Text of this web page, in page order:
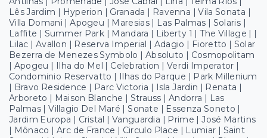
Lês Jardim | Hyperion | Granada | Ravenna | Vila Sonata |
Villa Domani | Apogeu | Maresias | Las Palmas | Solaris |
Laffite | Summer Park | Mandara | Liberty 1 | The Village | |
Lilac | Avallon | Reserva Imperial | Adagio | Fioretto | Solar
Bezerra de Menezes Symbolo | Absoluto | Cosmopolitam
| Apogeu | Ilha do Mel | Celebration | Verdi Imperator |
Condominio Reservatto | Ilhas do Parque | Park Millenium
| Bravo Residence | Parc Victoria | Isla Jardin | Renata |
Arboreto | Maison Blanche | Strauss | Andorra | Las
Palmas | Villagio Del Maré | Sonate | Essenza Soneto |
Jardim Europa | Cristal | Vanguardia | Prime | José Martins
| Mônaco | Arc de France | Circulo Place | Lumiar | Saint